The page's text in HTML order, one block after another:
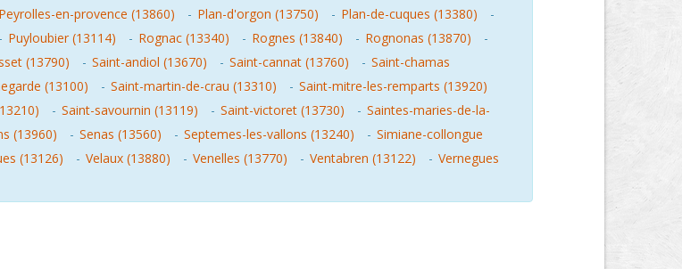
Peyrolles-en-provence (13860) - Plan-d'orgon (13750) - Plan-de-cuques (13380)
-
- Puyloubier (13114) - Rognac (13340) - Rognes (13840) - Rognonas (13870)
-
(13790) - Saint-andiol (13670) - Saint-cannat (13760) - Saint-chamas
(13100) - Saint-martin-de-crau (13310) - Saint-mitre-les-remparts (13920)
- Saint-savournin (13119) - Saint-victoret (13730) - Saintes-maries-de-la-
(13960) - Senas (13560) - Septemes-les-vallons (13240) - Simiane-collongue
(13126) - Velaux (13880) - Venelles (13770) - Ventabren (13122) - Vernegues